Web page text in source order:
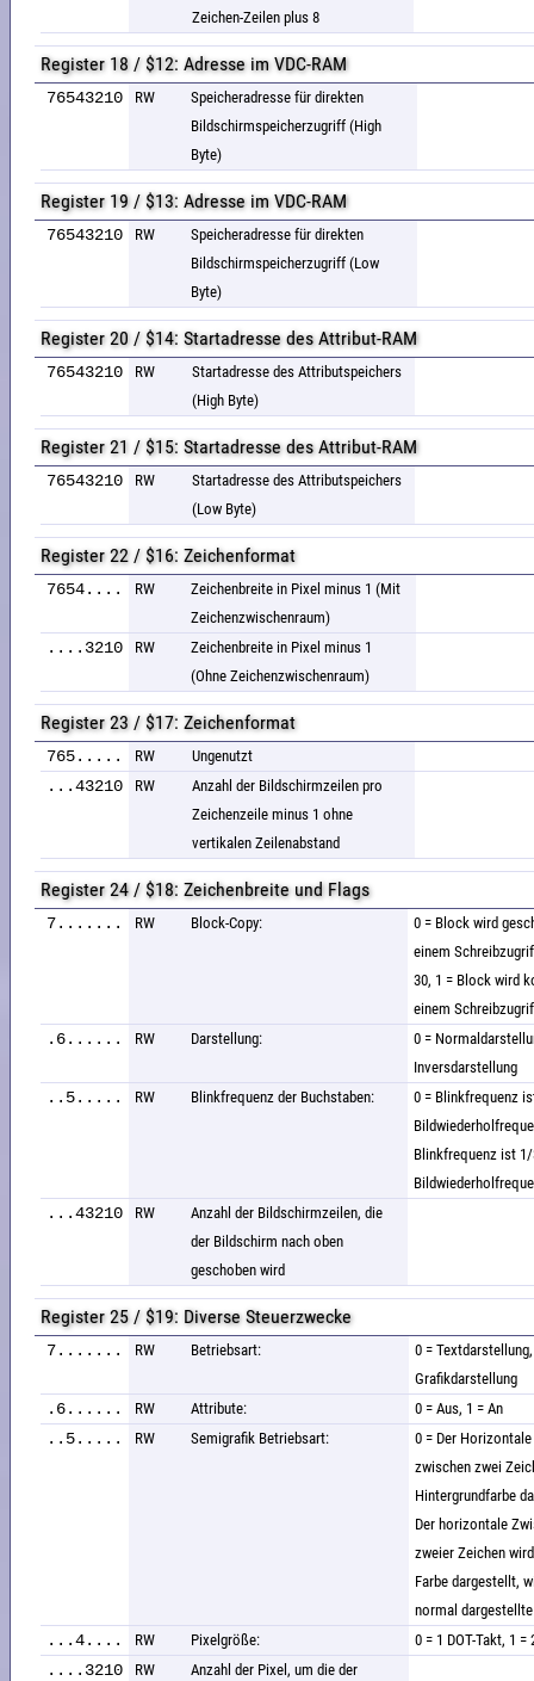
Zeichen-Zeilen plus 8
Register 18 / $12: Adresse im VDC-RAM
76543210 RW
Speicheradresse für direkten
Bildschirmspeicherzugriff (High
Byte)
Register 19 / $13: Adresse im VDC-RAM
76543210 RW
Speicheradresse für direkten
Bildschirmspeicherzugriff (Low
Byte)
Register 20 / $14: Startadresse des Attribut-RAM
76543210 RW
Startadresse des Attributspeichers
(High Byte)
Register 21 / $15: Startadresse des Attribut-RAM
76543210 RW
Startadresse des Attributspeichers
(Low Byte)
Register 22 / $16: Zeichenformat
7654.... RW
Zeichenbreite in Pixel minus 1 (Mit
Zeichenzwischenraum)
....3210 RW
Zeichenbreite in Pixel minus 1
(Ohne Zeichenzwischenraum)
Register 23 / $17: Zeichenformat
765..... RW Ungenutzt
...43210 RW
Anzahl der Bildschirmzeilen pro
Zeichenzeile minus 1 ohne
vertikalen Zeilenabstand
Register 24 / $18: Zeichenbreite und Flags
7....... RW Block-Copy:
0 = Block wird
einem
30, 1 = Block wird
einem
.6...... RW Darstellung:
0 =
Inversdarstellung
..5..... RW Blinkfrequenz der Buchstaben:
0 = Blinkfrequenz
Blinkfrequenz ist
...43210 RW
Anzahl der Bildschirmzeilen, die
der Bildschirm nach oben
geschoben wird
Register 25 / $19: Diverse Steuerzwecke
7....... RW Betriebsart:
0 =
Grafikdarstellung
.6...... RW Attribute: 0 = Aus, 1 = An
..5..... RW Semigrafik Betriebsart:
0 = Der
zwischen zwei
Hintergrundfarbe
Der horizontale
zweier Zeichen
Farbe dargestellt,
normal
...4.... RW Pixelgröße: 0 = 1 DOT-Takt, 1 =
....3210 RW Anzahl der Pixel, um die der